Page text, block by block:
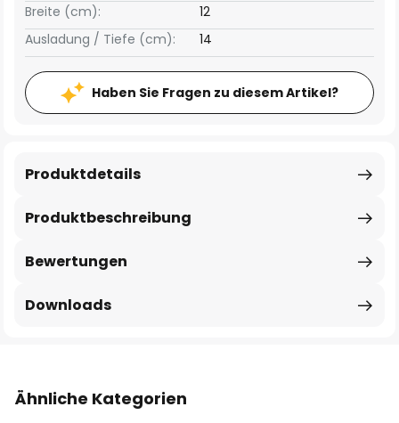
Breite (cm): 12
Ausladung / Tiefe (cm): 14
Haben Sie Fragen zu diesem Artikel?
Produktbeschreibung
Produktdetails
Bewertungen
Downloads
Ähnliche Kategorien